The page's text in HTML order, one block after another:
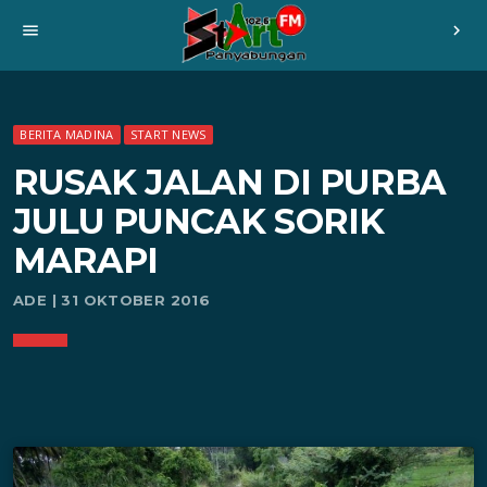
menu chevron_right
BERITA MADINA START NEWS
RUSAK JALAN DI PURBA
JULU PUNCAK SORIK
MARAPI
ADE | 31 OKTOBER 2016